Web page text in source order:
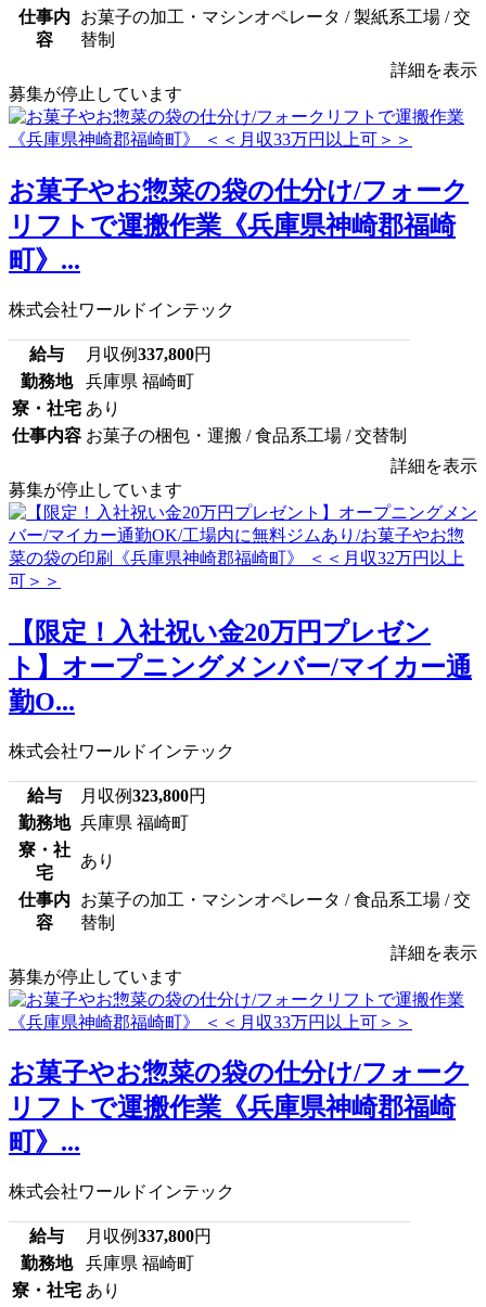
仕事内
容
お菓子の加工・マシンオペレータ / 製紙系工場 / 交
替制
詳細を表示
募集が停止しています
お菓子やお惣菜の袋の仕分け/フォーク
リフトで運搬作業《兵庫県神崎郡福崎
町》...
株式会社ワールドインテック
給与 月収例337,800円
勤務地
兵庫県 福崎町
寮・社宅 あり
仕事内容 お菓子の梱包・運搬 / 食品系工場 / 交替制
詳細を表示
募集が停止しています
【限定！入社祝い金20万円プレゼン
ト】オープニングメンバー/マイカー通
勤O...
株式会社ワールドインテック
給与 月収例323,800円
勤務地 兵庫県 福崎町
寮・社
宅
あり
仕事内
容
お菓子の加工・マシンオペレータ / 食品系工場 / 交
替制
詳細を表示
募集が停止しています
お菓子やお惣菜の袋の仕分け/フォーク
リフトで運搬作業《兵庫県神崎郡福崎
町》...
株式会社ワールドインテック
給与 月収例337,800円
勤務地
兵庫県 福崎町
寮・社宅 あり